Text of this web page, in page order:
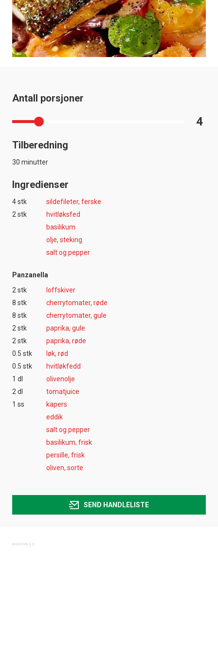
Antall porsjoner
4
Tilberedning
30 minutter
Ingredienser
4 stk
sildefileter, ferske
2 stk
hvitløksfed
basilikum
olje, steking
salt og pepper
Panzanella
2 stk
loffskiver
8 stk
cherrytomater, røde
8 stk
cherrytomater, gule
2 stk
paprika, gule
2 stk
paprika, røde
0.5 stk
løk, rød
0.5 stk
hvitløkfedd
1 dl
olivenolje
2 dl
tomatjuice
1 ss
kapers
eddik
salt og pepper
basilikum, frisk
persille, frisk
oliven, sorte
SEND HANDLELISTE